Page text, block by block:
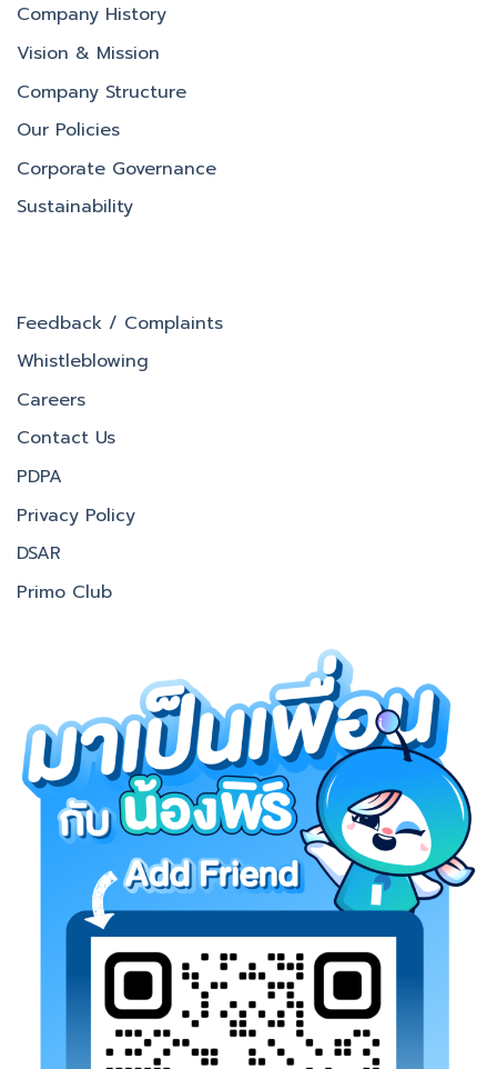
Company History
Vision & Mission
Company Structure
Our Policies
Corporate Governance
Sustainability
Feedback / Complaints
Whistleblowing
Careers
Contact Us
PDPA
Privacy Policy
DSAR
Primo Club